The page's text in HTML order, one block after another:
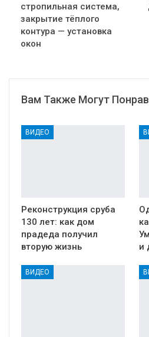
стропильная система,
закрытие тёплого
контура — установка
окон
Вам Также Могут
ВИДЕО
Реконструкция сруба
130 лет: как дом
прадеда получил
вторую жизнь
и
ВИДЕО